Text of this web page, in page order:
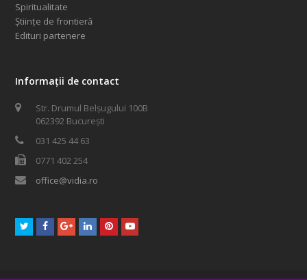
Spiritualitate
Științe de frontieră
Edituri partenere
Informații de contact
Str. Drumul Belșugului 100B
062392 București
031 425 44 63
0771 402 254
office@vidia.ro
TwitterFacebookGooglePlus
LinkedInPinterestYoutube